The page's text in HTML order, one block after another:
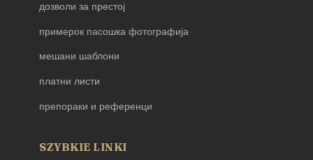
дозволи за престој
примерок пасошка фотографија
мешани шаблони
платни листи
препораки и референци
SZYBKIE LINKI